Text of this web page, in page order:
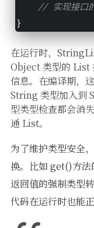
// 实现接口
}
在运行时，
Object 类型的 List
信息。在编译期，
String 类型加入到
型类型检查都会消
通 List。
为了维护类型安全
换。比如 get()方法
返回值的强制类型
代码在运行时也能